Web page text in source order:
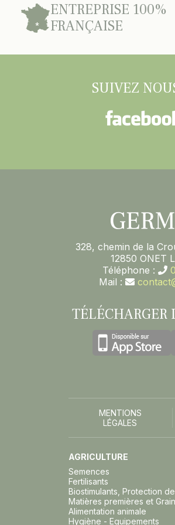
ENTREPRISE 100%
FRANÇAISE
SUIVEZ
328, chemin de la
12850 ONET
Téléphone :
Mail :
TÉLÉCHARGER
MENTIONS
LÉGALES
AGRICULTURE
Semences
Fertilisants
Biostimulants, Protection
Matières premières et
Alimentation animale
Hygiène - Equipements